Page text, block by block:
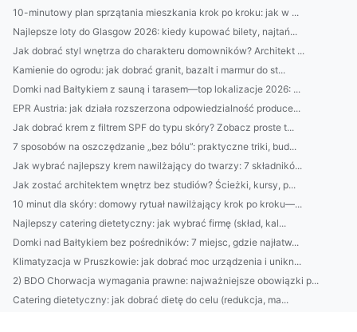
10-minutowy plan sprzątania mieszkania krok po kroku: jak w ...
Najlepsze loty do Glasgow 2026: kiedy kupować bilety, najtań...
Jak dobrać styl wnętrza do charakteru domowników? Architekt ...
Kamienie do ogrodu: jak dobrać granit, bazalt i marmur do st...
Domki nad Bałtykiem z sauną i tarasem—top lokalizacje 2026: ...
EPR Austria: jak działa rozszerzona odpowiedzialność produce...
Jak dobrać krem z filtrem SPF do typu skóry? Zobacz proste t...
7 sposobów na oszczędzanie „bez bólu”: praktyczne triki, bud...
Jak wybrać najlepszy krem nawilżający do twarzy: 7 składnikó...
Jak zostać architektem wnętrz bez studiów? Ścieżki, kursy, p...
10 minut dla skóry: domowy rytuał nawilżający krok po kroku—...
Najlepszy catering dietetyczny: jak wybrać firmę (skład, kal...
Domki nad Bałtykiem bez pośredników: 7 miejsc, gdzie najłatw...
Klimatyzacja w Pruszkowie: jak dobrać moc urządzenia i unikn...
2) BDO Chorwacja wymagania prawne: najważniejsze obowiązki p...
Catering dietetyczny: jak dobrać dietę do celu (redukcja, ma...